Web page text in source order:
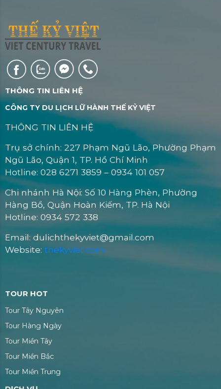
THÔNG TIN LIÊN HỆ
CÔNG TY DU LỊCH LỮ HÀNH THẾ KỶ VIỆT
THÔNG TIN LIÊN HỆ
Trụ sở chính: 227 Phạm Ngũ Lão, Phường Phạm
Ngũ Lão, Quận 1, TP. Hồ Chí Minh
Hotline: 028 6271 3859 – 0934 101 057
Chi nhánh Hà Nội: Số 10 Hàng Phèn, Phường
Hàng Bồ, Quận Hoàn Kiếm, TP. Hà Nội
Hotline: 0934 572 338
Email: dulichthekyviet@gmail.com
Website: thekyviet.com
TOUR HOT
Tour Tây Nguyên
Tour Hàng Ngày
Tour Miền Tây
Tour Miền Bắc
Tour Miền Trung